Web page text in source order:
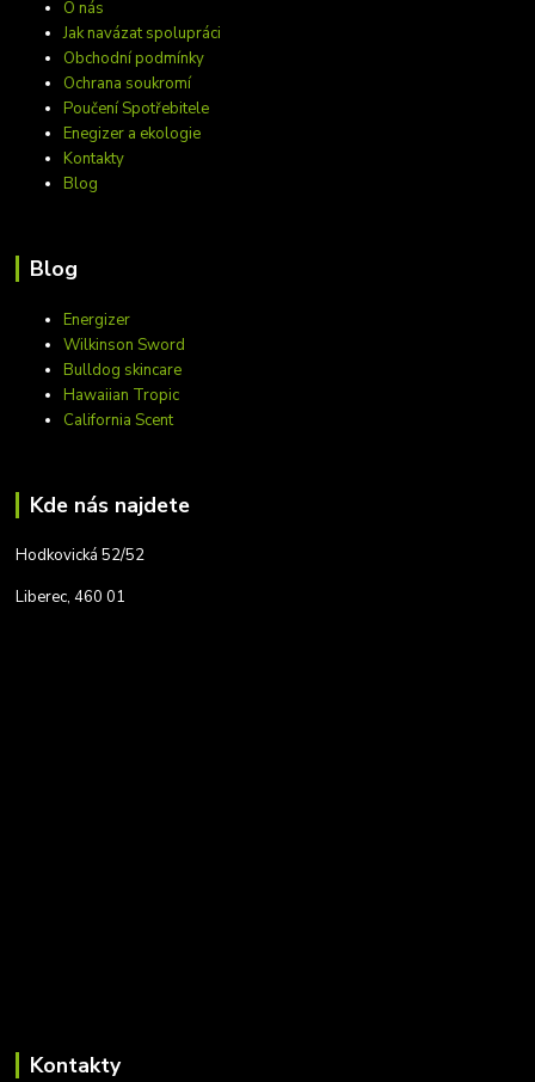
O nás
Jak navázat spolupráci
Obchodní podmínky
Ochrana soukromí
Poučení Spotřebitele
Enegizer a ekologie
Kontakty
Blog
Blog
Energizer
Wilkinson Sword
Bulldog skincare
Hawaiian Tropic
California Scent
Kde nás najdete
Hodkovická 52/52
Liberec, 460 01
Kontakty